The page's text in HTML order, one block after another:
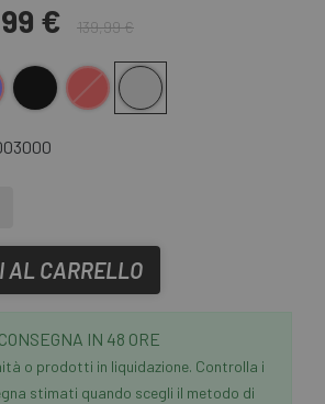
€ 139,99 €
Nero RossoGrigio chiaro
AL CARRELLO
CONSEGNA IN 48 ORE
o prodotti in liquidazione. Controlla i
stimati quando scegli il metodo di